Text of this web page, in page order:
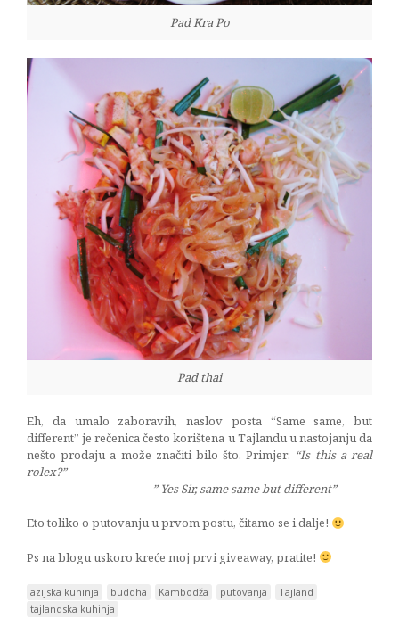
Pad Kra Po
Pad thai
Eh, da umalo zaboravih, naslov posta “Same same, but
different” je rečenica često korištena u Tajlandu u nastojanju da
nešto prodaju a može značiti bilo što. Primjer: “Is this a real
rolex?”
” Yes Sir, same same but different”
Eto toliko o putovanju u prvom postu, čitamo se i dalje!
Ps na blogu uskoro kreće moj prvi giveaway, pratite!
azijska kuhinja buddha Kambodža putovanja
Tajland
tajlandska kuhinja